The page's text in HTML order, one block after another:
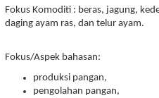
Fokus Komoditi : beras, jagung,
daging ayam ras, dan telur ayam.
Fokus/Aspek bahasan:
produksi pangan,
pengolahan pangan,